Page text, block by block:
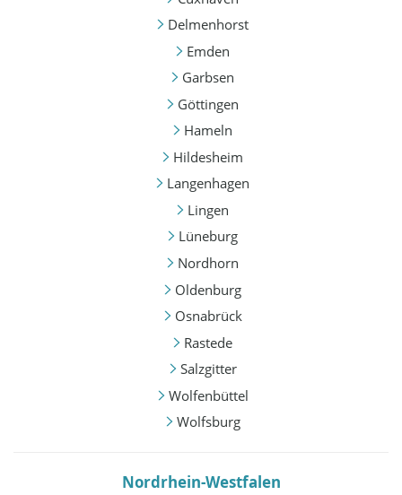
Delmenhorst
Emden
Garbsen
Göttingen
Hameln
Hildesheim
Langenhagen
Lingen
Lüneburg
Nordhorn
Oldenburg
Osnabrück
Rastede
Salzgitter
Wolfenbüttel
Wolfsburg
Nordrhein-Westfalen